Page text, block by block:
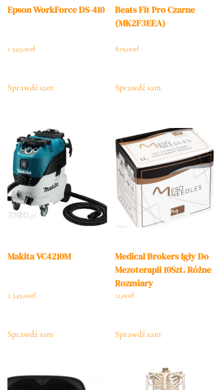
Epson WorkForce DS-410
1 349,00zł
Sprawdź sam
Beats Fit Pro Czarne
(MK2F3EEA)
829,00zł
Sprawdź sam
Makita VC4210M
2 549,00zł
Sprawdź sam
Medical Brokers Igły Do
Mezoterapii 10Szt. Różne
Rozmiary
12,00zł
Sprawdź sam